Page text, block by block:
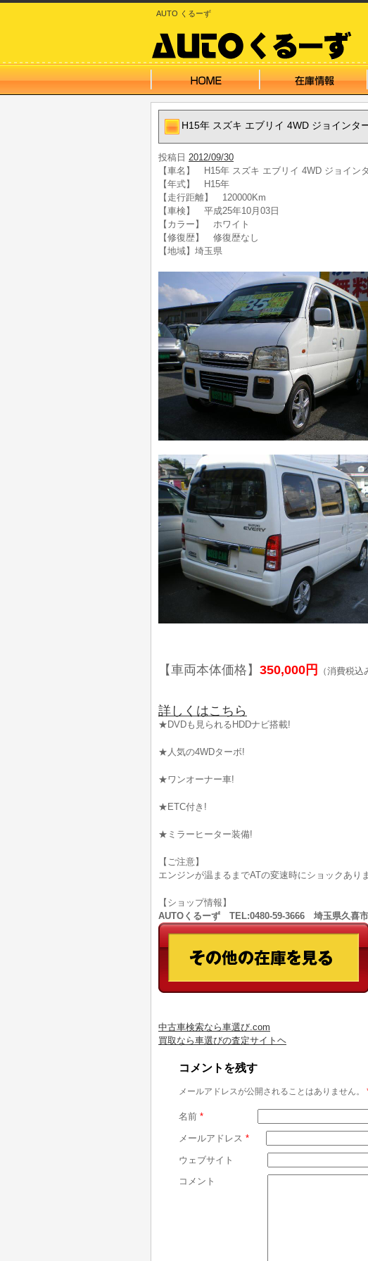
AUTO くるーず
H15年 スズキ エブリイ 4WD ジョインタ
投稿日 2012/09/30
【車名】 H15年 スズキ エブリイ 4WD ジョイン
【年式】 H15年
【走行距離】 120000Km
【車検】 平成25年10月03日
【カラー】 ホワイト
【修復歴】 修復歴なし
【地域】埼玉県
【車両本体価格】 350,000円 （消費税込
詳しくはこちら
★DVDも見られるHDDナビ搭載!
★人気の4WDターボ!
★ワンオーナー車!
★ETC付き!
★ミラーヒーター装備!
【ご注意】
エンジンが温まるまでATの変速時にショックありま
【ショップ情報】
AUTOくるーず TEL:0480-59-3666 埼玉県久喜
中古車検索なら車選び.com
買取なら車選びの査定サイトヘ
コメントを残す
メールアドレスが公開されることはありません。
名前 *
メールアドレス *
ウェブサイト
コメント